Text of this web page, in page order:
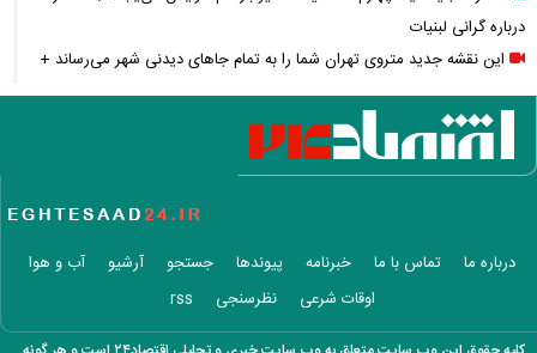
درباره گرانی لبنیات
این نقشه جدید متروی تهران شما را به تمام جاهای دیدنی شهر می‌رساند +
ویدئو
قیمت انواع دستگاه ماینر + جدول
خبر مهم سردار ابن‌الرضا درباره جنگ ایران و آمریکا: به‌زودی خواهند فهمید
زمان پرداخت معوقات فروردین و اردیبهشت بازنشستگان اعلام شد؟
واردات خودرو از منطقه آزاد تهران؛ مناظره داغی که بازار خودرو را تحت تأثیر
درباره ما تماس با ما خبرنامه پیوندها جستجو آرشیو
آب و هوا
اوقات شرعی
نظرسنجی rss